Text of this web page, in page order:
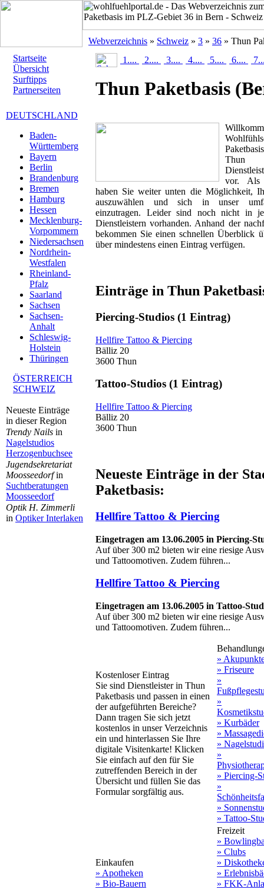
Webverzeichnis » Schweiz » 3 » 36 » Thun
Startseite
Übersicht
Surftipps
Partnerseiten
DEUTSCHLAND
Baden-
Württemberg
Bayern
Berlin
Brandenburg
Bremen
Hamburg
Hessen
Mecklenburg-
Vorpommern
Niedersachsen
Nordrhein-
Westfalen
Rheinland-
Pfalz
Saarland
Sachsen
Sachsen-
Anhalt
Schleswig-
Holstein
Thüringen
ÖSTERREICH
SCHWEIZ
Neueste Einträge
in dieser Region
Trendy Nails in
Nagelstudios
Herzogenbuchsee
Jugendsekretariat
Moosseedorfin
Suchtberatungen
Moosseedorf
Optik H. Zimmerli
in Optiker Interlaken
1.... 2.... 3.... 4.... 5.... 6....
Thun Paketbasis
Thun
vor. Als
haben Sie weiter unten die Möglichkeit,
auszuwählen und sich in unser
einzutragen. Leider sind noch nicht in
Dienstleistern vorhanden. Anhand der
bekommen Sie einen schnellen Überblick
über mindestens einen Eintrag verfügen.
Einträge in Thun
Piercing-Studios (1 Eintrag)
Hellfire Tattoo & Piercing
Bälliz 20
3600 Thun
Tattoo-Studios (1 Eintrag)
Hellfire Tattoo & Piercing
Bälliz 20
3600 Thun
Neueste Einträge in der
Paketbasis:
Hellfire Tattoo & Piercing
Eingetragen am 13.06.2005 in Piercing-
Auf über 300 m2 bieten wir eine riesige
und Tattoomotiven. Zudem führen...
Hellfire Tattoo & Piercing
Eingetragen am 13.06.2005 in Tattoo-
Auf über 300 m2 bieten wir eine riesige
und Tattoomotiven. Zudem führen...
Kostenloser Eintrag
Sie sind Dienstleister in Thun
Paketbasis und passen in einen
der aufgeführten Bereiche?
Dann tragen Sie sich jetzt
kostenlos in unser Verzeichnis
ein und hinterlassen Sie Ihre
digitale Visitenkarte! Klicken
Sie einfach auf den für Sie
zutreffenden Bereich in der
Übersicht und füllen Sie das
Formular sorgfältig aus.
»
» Friseure
»
»
» Kurbäder
»
»
»
» Piercing-
»
»
» Tattoo-
Einkaufen
» Apotheken
» Bio-Bauern
Freizeit
»
» Clubs
»
»
» FKK-